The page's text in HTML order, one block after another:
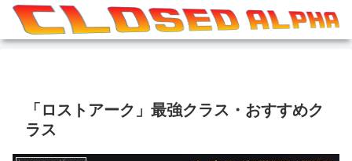
「ロストアーク」最強クラス・おすすめク
ラス